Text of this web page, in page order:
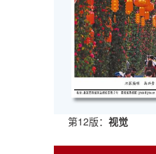
第12版： 视觉